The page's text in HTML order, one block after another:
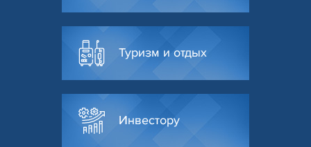
Туризм и отдых
Инвестору